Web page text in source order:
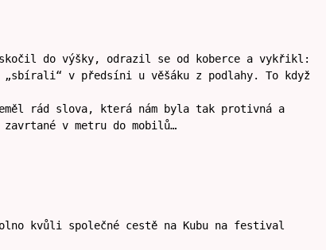
do výšky, odrazil se od koberce a vykřikl:
„sbírali“ v předsíni u věšáku z podlahy. To když
rád slova, která nám byla tak protivná a
v metru do mobilů…
kvůli společné cestě na Kubu na festival